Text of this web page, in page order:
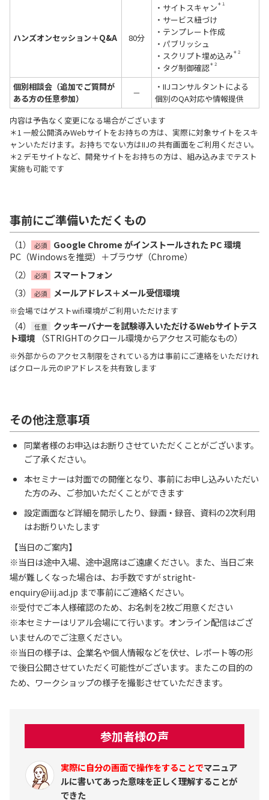
ハンズオンセッション＋Q&A 80分
・サイトスキャン ＊１
・サービス紐づけ
・テンプレート作成
・パブリッシュ
・スクリプト埋め込み＊２
・タグ制御確認＊２
個別相談会（追加でご質問が
ある方の任意参加）
－
・IIJコンサルタントによる
個別のQA対応や情報提供
内容は予告なく変更になる場合がございます
＊1 一般公開済みWebサイトをお持ちの方は、実際に対象サイトをスキ
ャンいただけます。お持ちでない方はIIJの共有画面をご利用ください。
＊2 デモサイトなど、開発サイトをお持ちの方は、組み込みまでテスト
実施も可能です
事前にご準備いただくもの
（1） 必須
Google Chrome がインストールされた PC 環境
PC（Windowsを推奨）＋ブラウザ（Chrome）
（2）
必須
スマートフォン
（3）
必須 メールアドレス＋メール受信環境
※会場ではゲストwifi環境がご利用いただけます
（4） 任意
クッキーバナーを試験導入いただけるWebサイトテス
ト環境 （STRIGHTのクロール環境からアクセス可能なもの）
※外部からのアクセス制限をされている方は事前にご連絡をいただけれ
ばクロール元のIPアドレスを共有致します
その他注意事項
同業者様のお申込はお断りさせていただくことがございます。
ご了承ください。
本セミナーは対面での開催となり、事前にお申し込みいただい
た方のみ、ご参加いただくことができます
設定画面など詳細を開示したり、録画・録音、資料の2次利用
はお断りいたします
【当日のご案内】
※当日は途中入場、途中退席はご遠慮ください。また、当日ご来
場が難しくなった場合は、お手数ですが stright-
enquiry@iij.ad.jp まで事前にご連絡ください。
※受付でご本人様確認のため、お名刺を2枚ご用意ください
※本セミナーはリアル会場にて行います。オンライン配信はござ
いませんのでご注意ください。
※当日の様子は、企業名や個人情報などを伏せ、レポート等の形
で後日公開させていただく可能性がございます。またこの目的の
ため、ワークショップの様子を撮影させていただきます。
参加者様の声
実際に自分の画面で操作をすることでマニュア
ルに書いてあった意味を正しく理解することが
できた